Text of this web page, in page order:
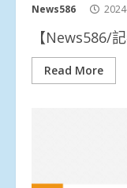
News586
【News586/
Read More